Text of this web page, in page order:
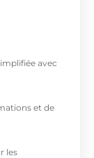
avec
et de
les